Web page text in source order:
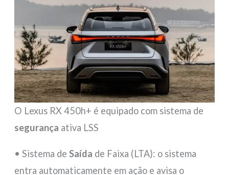
O Lexus RX 450h+ é equipado com sistema de
segurança ativa LSS
• Sistema deSaída de Faixa (LTA): o sistema
entra automaticamente em ação e avisa o